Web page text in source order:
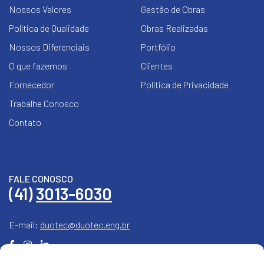
Nossos Valores
Política de Qualidade
Nossos Diferenciais
O que fazemos
Fornecedor
Trabalhe Conosco
Contato
Gestão de Obras
Obras Realizadas
Portfólio
Clientes
Política de Privacidade
FALE CONOSCO
(41)3013-6030
E-mail: duotec@duotec.eng.br